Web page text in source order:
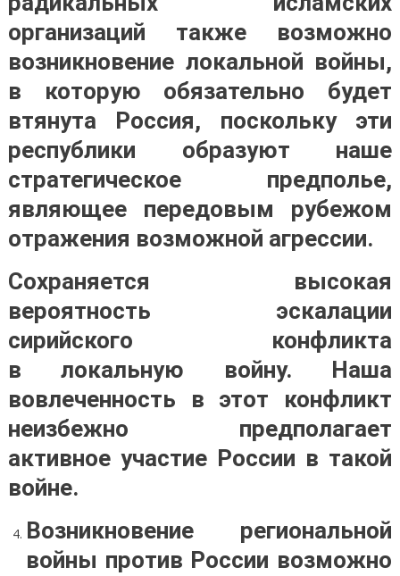
организаций также возможно
возникновение локальной войны,
в которую обязательно будет
втянута Россия, поскольку эти
республики образуют наше
стратегическое предполье,
являющее передовым рубежом
отражения возможной агрессии.
Сохраняется высокая
вероятность эскалации
сирийского конфликта
в локальную войну. Наша
вовлеченность в этот конфликт
неизбежно предполагает
активное участие России в такой
войне.
Возникновение региональной
войны против России возможно